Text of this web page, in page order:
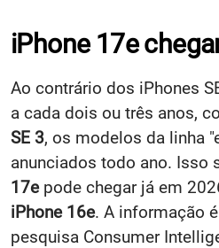
iPhone 17e
Ao contrário dos iPhones
a cada dois ou três anos,
SE 3, os modelos da linha
anunciados todo ano. Isso
17epode chegar já em
iPhone 16e. A informação
pesquisa Consumer